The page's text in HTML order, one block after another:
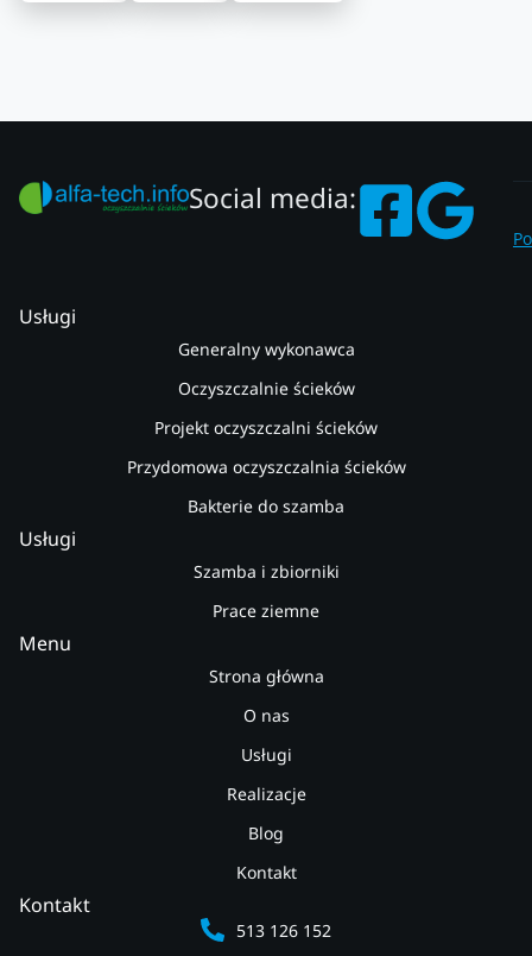
Social media:
Usługi
Generalny wykonawca
Oczyszczalnie ścieków
Projekt oczyszczalni ścieków
Przydomowa oczyszczalnia ścieków
Bakterie do szamba
Usługi
Szamba i zbiorniki
Prace ziemne
Menu
Strona główna
O nas
Usługi
Realizacje
Blog
Kontakt
Kontakt
513 126 152